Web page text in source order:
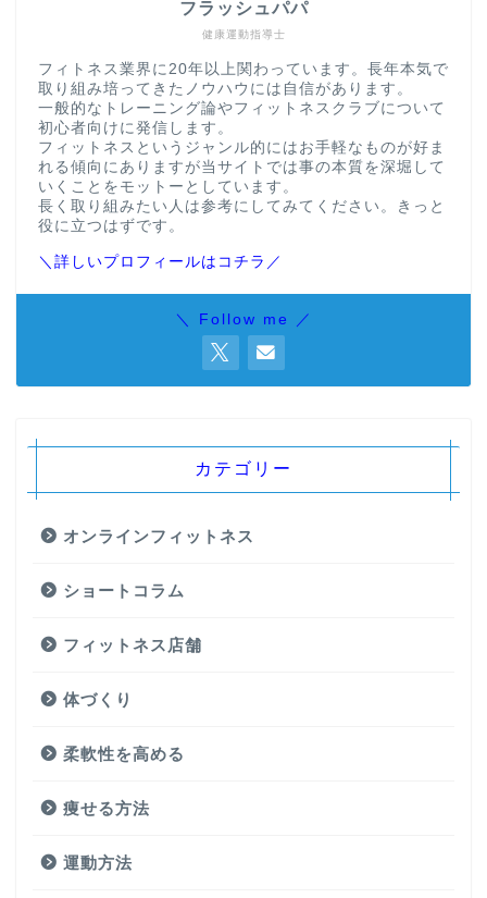
健康運動指導士
フラッシュパパ
フィトネス業界に20年以上関わっています。長年本気で
取り組み培ってきたノウハウには自信があります。
一般的なトレーニング論やフィットネスクラブについて
初心者向けに発信します。
フィットネスというジャンル的にはお手軽なものが好ま
れる傾向にありますが当サイトでは事の本質を深堀して
いくことをモットーとしています。
長く取り組みたい人は参考にしてみてください。きっと
役に立つはずです。
＼詳しいプロフィールはコチラ／
＼ Follow me ／
カテゴリー
オンラインフィットネス
ショートコラム
フィットネス店舗
体づくり
柔軟性を高める
痩せる方法
運動方法